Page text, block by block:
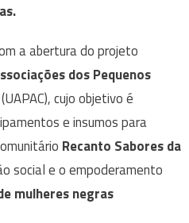
a abertura do projeto
dos Pequenos
(UAPAC), cujo objetivo é
e insumos para
Recanto Sabores da
social e o empoderamento
mulheres negras